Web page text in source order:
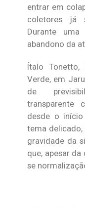
entrar em
coletores já
Durante
abandono da
Ítalo Tonetto,
Verde, em
de
transparente
desde o
tema
gravidade da
que, apesar da
se